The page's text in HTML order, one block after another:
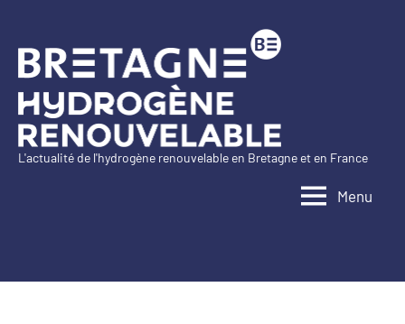
contenu
Bretagne
L'actualité de l'hydrogène renouvelable en Bretagne et en France
Menu